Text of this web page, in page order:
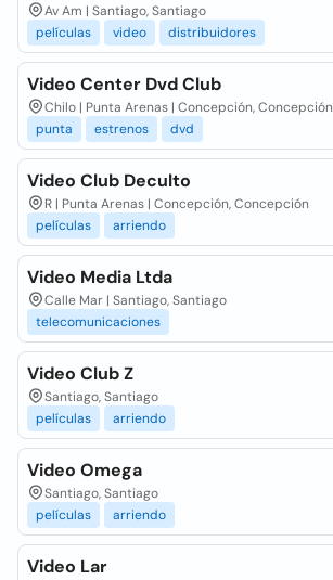
Av Am | Santiago, Santiago
películas
video distribuidores
Video Center Dvd Club
Chilo | Punta Arenas | Concepción, Concepción
punta
estrenos dvd
Video Club Deculto
R | Punta Arenas | Concepción, Concepción
películas
arriendo
Video Media Ltda
Calle Mar | Santiago, Santiago
telecomunicaciones
Video Club Z
Santiago, Santiago
películas
arriendo
Video Omega
Santiago, Santiago
películas
arriendo
Video Lar